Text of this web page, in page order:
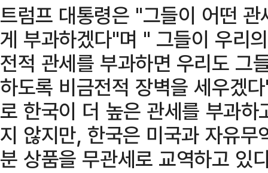
트럼프 대통령은 "그들이 어떤
게 부과하겠다"며 " 그들이 우리
전적 관세를 부과하면 우리도 그
하도록 비금전적 장벽을 세우겠
로 한국이 더 높은 관세를 부과
지 않지만, 한국은 미국과 자유
분 상품을 무관세로 교역하고 있